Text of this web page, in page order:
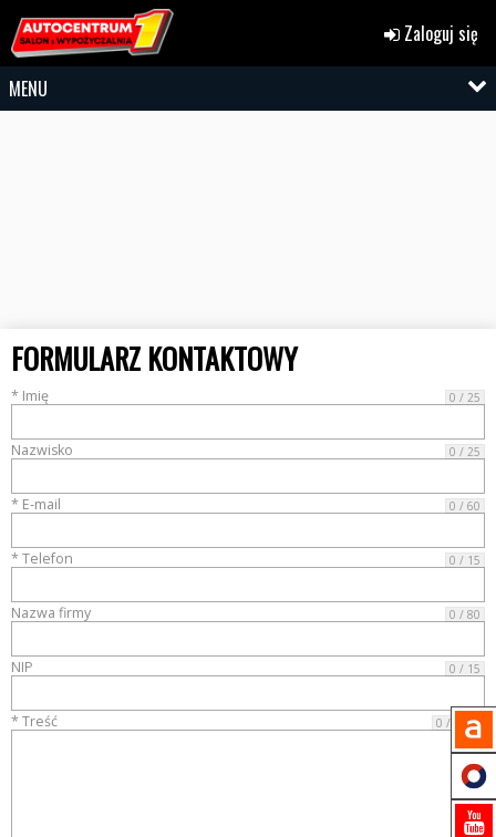
Zaloguj się
MENU
FORMULARZ KONTAKTOWY
* Imię 0 / 25
Nazwisko 0 / 25
* E-mail 0 / 60
* Telefon 0 / 15
Nazwa firmy 0 / 80
NIP 0 / 15
* Treść 0 / 4000